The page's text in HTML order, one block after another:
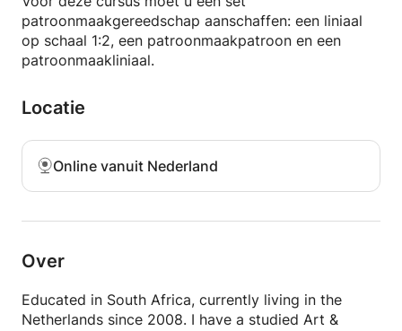
patroonmaakgereedschap aanschaffen: een liniaal
op schaal 1:2, een patroonmaakpatroon en een
patroonmaakliniaal.
Locatie
Online vanuit Nederland
Over
Educated in South Africa, currently living in the
Netherlands since 2008. I have a studied Art &